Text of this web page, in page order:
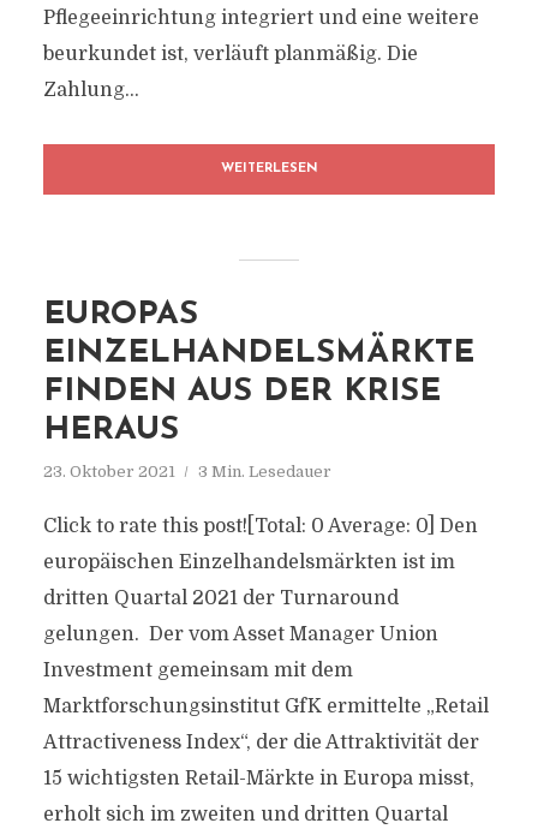
Pflegeeinrichtung integriert und eine weitere
beurkundet ist, verläuft planmäßig. Die
Zahlung...
WEITERLESEN
EUROPAS
EINZELHANDELSMÄRKTE
FINDEN AUS DER KRISE
HERAUS
23. Oktober 2021 3 Min. Lesedauer
Click to rate this post![Total: 0 Average: 0] Den
europäischen Einzelhandelsmärkten ist im
dritten Quartal 2021 der Turnaround
gelungen. Der vom Asset Manager Union
Investment gemeinsam mit dem
Marktforschungsinstitut GfK ermittelte „Retail
Attractiveness Index“, der die Attraktivität der
15 wichtigsten Retail-Märkte in Europa misst,
erholt sich im zweiten und dritten Quartal